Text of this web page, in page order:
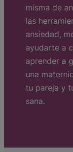
misma de
las
ansiedad,
ayudarte a
aprender a
una
tu pareja y
sana.